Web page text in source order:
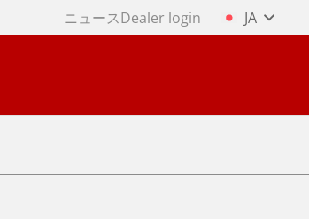
ニュースDealer login JA